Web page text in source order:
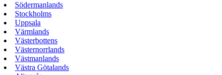
Södermanlands
Stockholms
Uppsala
Värmlands
Västerbottens
Västernorrlands
Västmanlands
Västra Götalands